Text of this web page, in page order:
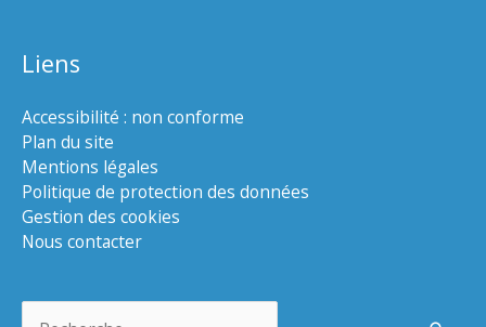
Liens
Accessibilité : non conforme
Plan du site
Mentions légales
Politique de protection des données
Gestion des cookies
Nous contacter